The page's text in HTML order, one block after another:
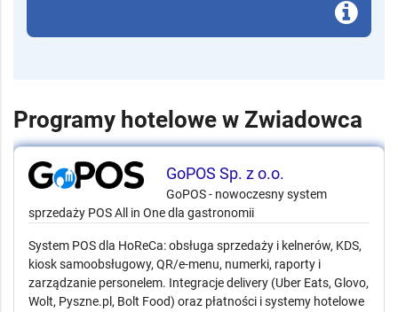
Programy hotelowe w Zwiadowca
GoPOS Sp. z o.o.
GoPOS - nowoczesny system
sprzedaży POS All in One dla gastronomii
System POS dla HoReCa: obsługa sprzedaży i kelnerów, KDS,
kiosk samoobsługowy, QR/e-menu, numerki, raporty i
zarządzanie personelem. Integracje delivery (Uber Eats, Glovo,
Wolt, Pyszne.pl, Bolt Food) oraz płatności i systemy hotelowe